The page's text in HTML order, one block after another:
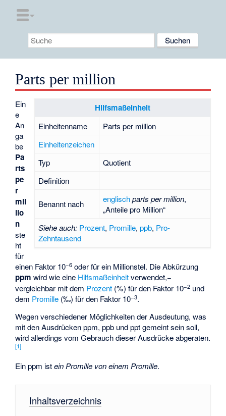
Parts per million
Hilfsmaßeinheit
Einheitenname
Parts per million
Einheitenzeichen
Typ
Quotient
Definition
Benannt nach englisch parts per million,
„Anteile pro Million“
Siehe auch: Prozent, Promille,ppb, Pro-
Zehntausend
Ein
e
An
ga
be
Pa
rts
pe
r
mil
lio
n
ste
ht
für
einen Faktor 10−6 oder für ein Millionstel. Die Abkürzung
ppm wird wie eine Hilfsmaßeinheitverwendet,−
vergleichbar mit dem Prozent (%) für den Faktor 10−2 und
dem Promille (‰) für den Faktor 10−3.
Wegen verschiedener Möglichkeiten der Ausdeutung, was
mit den Ausdrücken ppm, ppb und ppt gemeint sein soll,
wird allerdings vom Gebrauch dieser Ausdrücke abgeraten.
[1]
Ein ppm istein Promille von einem Promille.
Inhaltsverzeichnis